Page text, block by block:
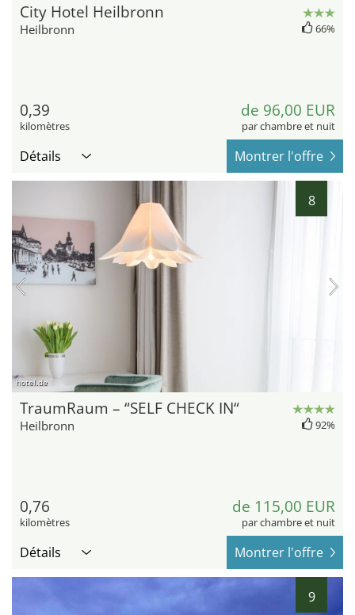
City Hotel Heilbronn
Heilbronn 66%
0,39
kilomètres
de 96,00 EUR
par chambre et nuit
Détails Montrer l'offre
8
hotel.de
TraumRaum – “SELF CHECK IN“
Heilbronn 92%
0,76
kilomètres
de 115,00 EUR
par chambre et nuit
Détails Montrer l'offre
9